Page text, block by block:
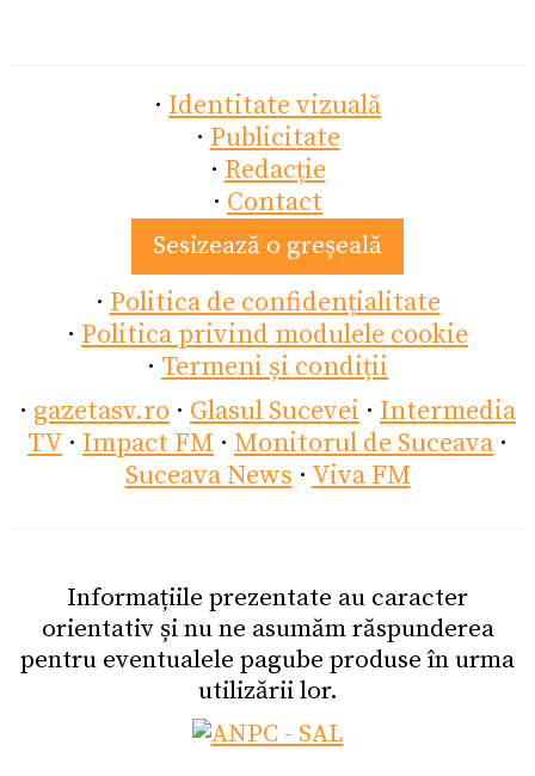
· Identitate vizuală
· Publicitate
· Redacție
· Contact
Sesizează o greșeală
· Politica de confidențialitate
· Politica privind modulele cookie
· Termeni și condiții
· gazetasv.ro · Glasul Sucevei · Intermedia
TV · Impact FM · Monitorul de Suceava ·
Suceava News · Viva FM
Informațiile prezentate au caracter
orientativ și nu ne asumăm răspunderea
pentru eventualele pagube produse în urma
utilizării lor.